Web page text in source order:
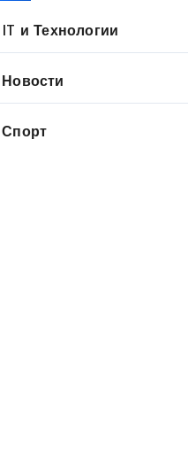
IT и Технологии
Новости
Спорт